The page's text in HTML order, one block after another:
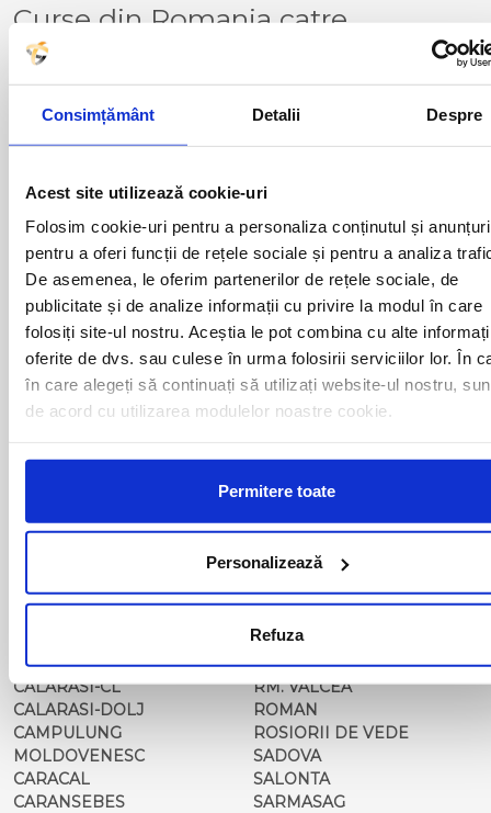
Consimțământ Detalii Despre
Acest site utilizează cookie-uri
Folosim cookie-uri pentru a personaliza conținutul și
pentru a oferi funcții de rețele sociale și pentru a analiza
De asemenea, le oferim partenerilor de rețele sociale, de
publicitate și de analize informații cu privire la modul în care
folosiți site-ul nostru. Aceștia le pot combina cu alte
oferite de dvs. sau culese în urma folosirii serviciilor lor. În
în care alegeți să continuați să utilizați website-ul nostru,
de acord cu utilizarea modulelor noastre cookie.
Permitere toate
Personalizează
Refuza
Curse din Romania catre
AYAMONTE:
ACAS
ADJUD
ALEXANDRIA
ARAD
BACAU
BAIA MARE
BAILE HERCULANE
BAILESTI
BALS-IS
BALS-OT
BARCA
BARLAD
BECLEAN
BLAJ
BRASOV
CALAFAT
CALARASI-CL
CALARASI-DOLJ
CAMPULUNG
MOLDOVENESC
CARACAL
CARANSEBES
LUGOJ
MAGLAVIT
MOINESTI
MOTCA
NUSFALAU
OLTENITA
ONESTI
ORADEA
ORSOVA
PASCANI
PERICEI
PERISOR
PIATRA NEAMT
PITESTI
PLOIESTI
POIANA MARE
RADOVAN
REGHIN
RESITA
RM. VALCEA
ROMAN
ROSIORII DE VEDE
SADOVA
SALONTA
SARMASAG